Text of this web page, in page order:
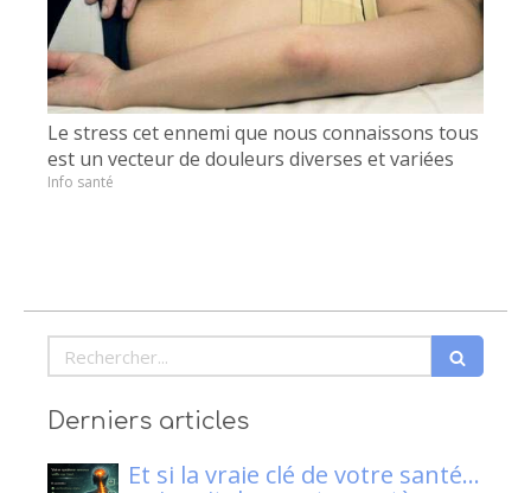
Le stress cet ennemi que nous connaissons tous
est un vecteur de douleurs diverses et variées
Info santé
Rechercher
Derniers articles
Et si la vraie clé de votre santé…